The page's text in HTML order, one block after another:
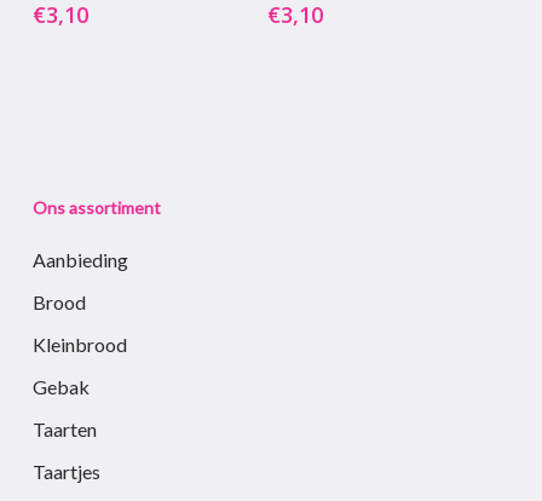
€3,10 €3,10
Ons assortiment
Aanbieding
Brood
Kleinbrood
Gebak
Taarten
Taartjes